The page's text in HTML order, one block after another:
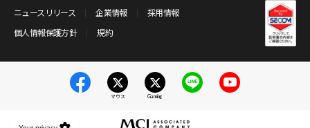
ニュースリリース 企業情報
採用情報
個人情報保護方針
規約
マウス Gaming